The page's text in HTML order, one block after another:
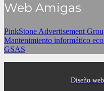
Web Amigas
PinkStone Advertisement
Mantenimiento informático
GSAS
Diseño